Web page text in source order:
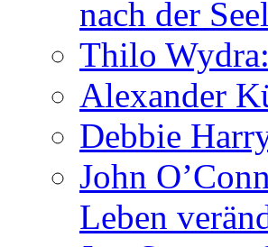
nach der
Thilo
Alexander
Debbie
John
Leben